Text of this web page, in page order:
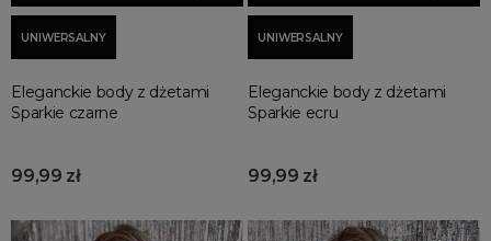
UNIWERSALNY
Eleganckie body z dżetami
Sparkie czarne
99,99 zł
UNIWERSALNY
Eleganckie body z dżetami
Sparkie ecru
99,99 zł